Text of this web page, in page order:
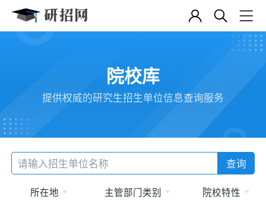
院校库
提供权威的研究生招生单位信息查询服务
查询
所在地 主管部门类别 院校特性